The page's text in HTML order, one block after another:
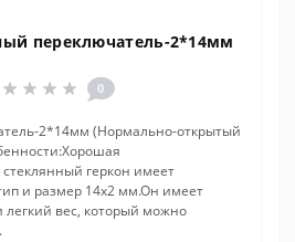
переключатель-2*14мм
0
2*14мм (Нормально-открытый
стеклянный геркон имеет
и размер 14x2 мм.Он имеет
вес, который можно